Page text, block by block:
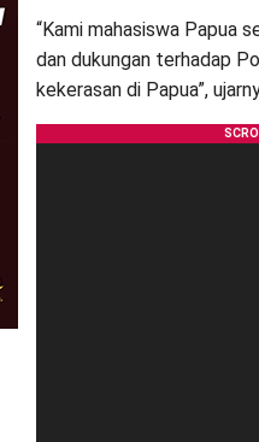
“Kami mahasiswa Papua
dan dukungan terhadap
kekerasan di Papua”,